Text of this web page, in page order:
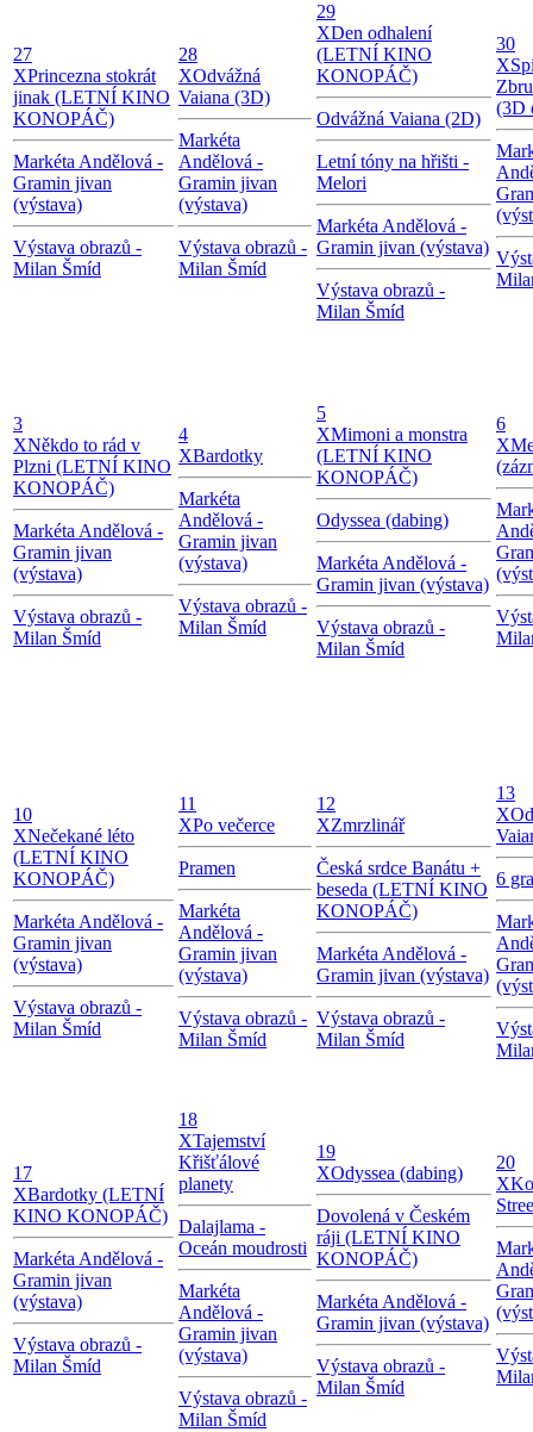
27
XPrincezna stokrát
jinak (LETNÍ KINO
KONOPÁČ)
Markéta Andělová -
Gramin jivan
(výstava)
Výstava obrazů -
Milan Šmíd
28
XOdvážná
Vaiana (3D)
Markéta
Andělová -
Gramin jivan
(výstava)
Výstava obrazů -
Milan Šmíd
29
XDen odhalení
(LETNÍ KINO
KONOPÁČ)
Odvážná Vaiana (2D)
Letní tóny na hřišti -
Melori
Markéta Andělová -
Gramin jivan (výstava)
Výstava obrazů -
Milan Šmíd
30
X
(3D
3
XNěkdo to rád v
Plzni (LETNÍ KINO
KONOPÁČ)
Markéta Andělová -
Gramin jivan
(výstava)
Výstava obrazů -
Milan Šmíd
4
XBardotky
Markéta
Andělová -
Gramin jivan
(výstava)
Výstava obrazů -
Milan Šmíd
5
XMimoni a monstra
(LETNÍ KINO
KONOPÁČ)
Odyssea (dabing)
Markéta Andělová -
Gramin jivan (výstava)
Výstava obrazů -
Milan Šmíd
6
X
10
XNečekané léto
(LETNÍ KINO
KONOPÁČ)
Markéta Andělová -
Gramin jivan
(výstava)
Výstava obrazů -
Milan Šmíd
11
XPo večerce
Pramen
Markéta
Andělová -
Gramin jivan
(výstava)
Výstava obrazů -
Milan Šmíd
12
XZmrzlinář
Česká srdce Banátu +
beseda (LETNÍ KINO
KONOPÁČ)
Markéta Andělová -
Gramin jivan (výstava)
Výstava obrazů -
Milan Šmíd
13
X
6
17
XBardotky (LETNÍ
KINO KONOPÁČ)
Markéta Andělová -
Gramin jivan
(výstava)
Výstava obrazů -
Milan Šmíd
18
XTajemství
Křišťálové
planety
Dalajlama -
Oceán moudrosti
Markéta
Andělová -
Gramin jivan
(výstava)
Výstava obrazů -
Milan Šmíd
19
XOdyssea (dabing)
Dovolená v Českém
ráji (LETNÍ KINO
KONOPÁČ)
Markéta Andělová -
Gramin jivan (výstava)
Výstava obrazů -
Milan Šmíd
20
X